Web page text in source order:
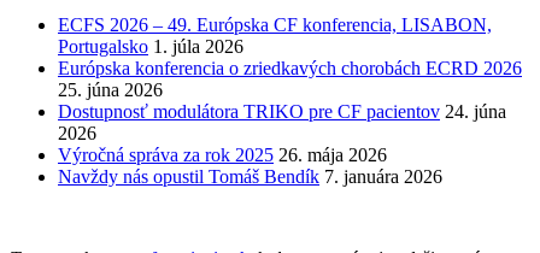
ECFS 2026 – 49. Európska CF konferencia, LISABON,
Portugalsko 1. júla 2026
Európska konferencia o zriedkavých chorobách ECRD 2026
25. júna 2026
Dostupnosť modulátora TRIKO pre CF pacientov 24. júna
2026
Výročná správa za rok 2025 26. mája 2026
Navždy nás opustil Tomáš Bendík 7. januára 2026